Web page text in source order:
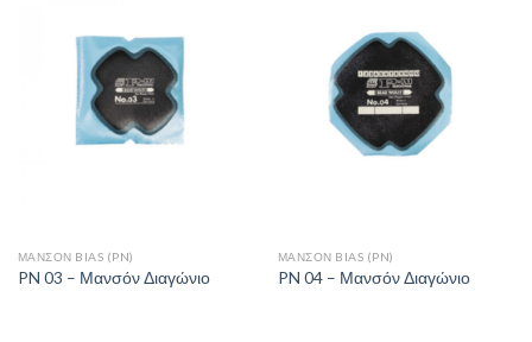
στην λίστα
επιθυμιών
ΜΑΝΣΌΝ BIAS (PN)
PN 03 – Μανσόν Διαγώνιο
Πρόσθήκη
στην λίστα
επιθυμιών
ΜΑΝΣΌΝ BIAS (PN)
PN 04 – Μανσόν Διαγώνιο